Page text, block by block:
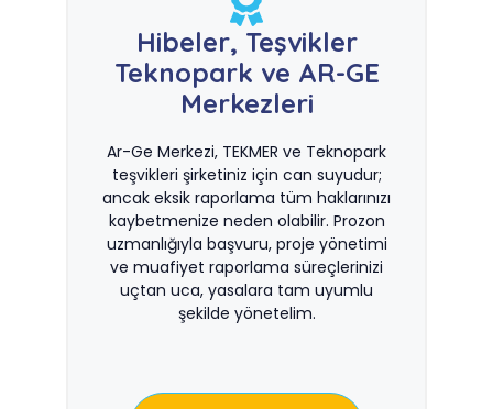
Hibeler, Teşvikler
Teknopark ve AR-GE
Merkezleri
Ar-Ge Merkezi, TEKMER ve Teknopark
teşvikleri şirketiniz için can suyudur;
ancak eksik raporlama tüm haklarınızı
kaybetmenize neden olabilir. Prozon
uzmanlığıyla başvuru, proje yönetimi
ve muafiyet raporlama süreçlerinizi
uçtan uca, yasalara tam uyumlu
şekilde yönetelim.